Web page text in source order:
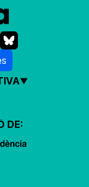
DE: